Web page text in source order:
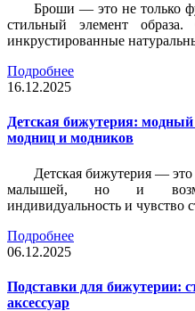
Броши — это не только
стильный элемент
инкрустированные
Подробнее
16.12.2025
Детская бижутерия: модный
модниц и модников
Детская бижутерия —
малышей, но и
индивидуальность и чувство
Подробнее
06.12.2025
Подставки для бижутерии:
аксессуар